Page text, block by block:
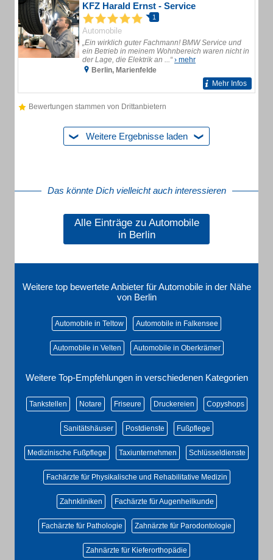
KFZ Harald Ernst - Service
1
Automobile
„Ein wirklich guter Fachmann! BMW Service und
ein Betrieb in meinem Wohnbereich waren nicht in
der Lage, die Elektrik an ...“› mehr
Berlin, Marienfelde
Mehr Infos
Bewertungen stammen von Drittanbietern
Weitere Ergebnisse laden
Das könnte Dich vielleicht auch interessieren
Alle Einträge zu Automobile
in Berlin
Weitere top bewertete Anbieter für Automobile in der Nähe
von Berlin
Automobile in Teltow Automobile in Falkensee
Automobile in Velten Automobile in Oberkrämer
Weitere Top-Empfehlungen in verschiedenen Kategorien
Tankstellen Notare Friseure Druckereien Copyshops
Sanitätshäuser Postdienste Fußpflege
Medizinische Fußpflege Taxiunternehmen Schlüsseldienste
Fachärzte für Physikalische und Rehabilitative Medizin
Zahnkliniken Fachärzte für Augenheilkunde
Fachärzte für Pathologie Zahnärzte für Parodontologie
Zahnärzte für Kieferorthopädie